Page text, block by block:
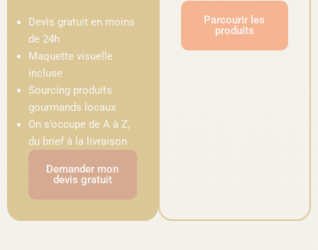
Devis gratuit en moins
de 24h
Maquette visuelle
incluse
Sourcing produits
gourmands locaux
On s’occupe de A à Z,
du brief à la livraison
Demander mon
devis gratuit
Parcourir les
produits